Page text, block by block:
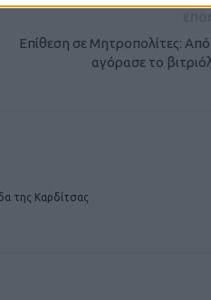
Επίθεση σε Μητροπολίτες: Από
αγόρασε το
της Καρδίτσας